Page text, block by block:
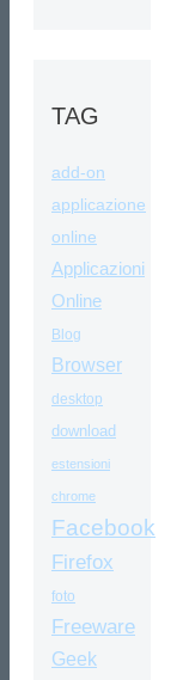
TAG
add-on
applicazione
online
Applicazioni
Online
Blog
Browser
desktop
download
estensioni
chrome
Facebook
Firefox
foto
Freeware
Geek